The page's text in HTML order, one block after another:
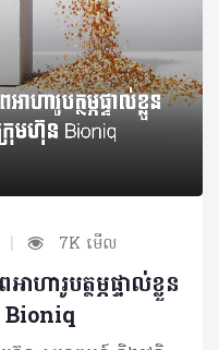
| 7K មើល
ារូបត្ថម្ភផ្ទាល់ខ្លួន
Bioniq